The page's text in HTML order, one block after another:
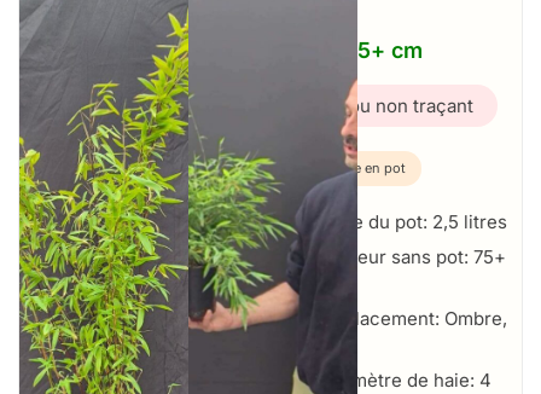
2,5L – 75+ cm
Bambou non traçant
Plante en pot
Taille du pot: 2,5 litres
Hauteur sans pot: 75+
cm
Emplacement: Ombre,
Par mètre de haie: 4